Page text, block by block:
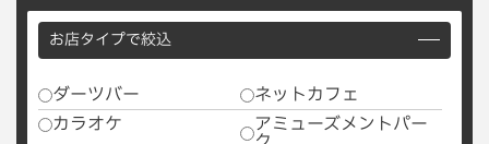
お店タイプで絞込
ダーツバー
ネットカフェ
カラオケ
アミューズメントパー